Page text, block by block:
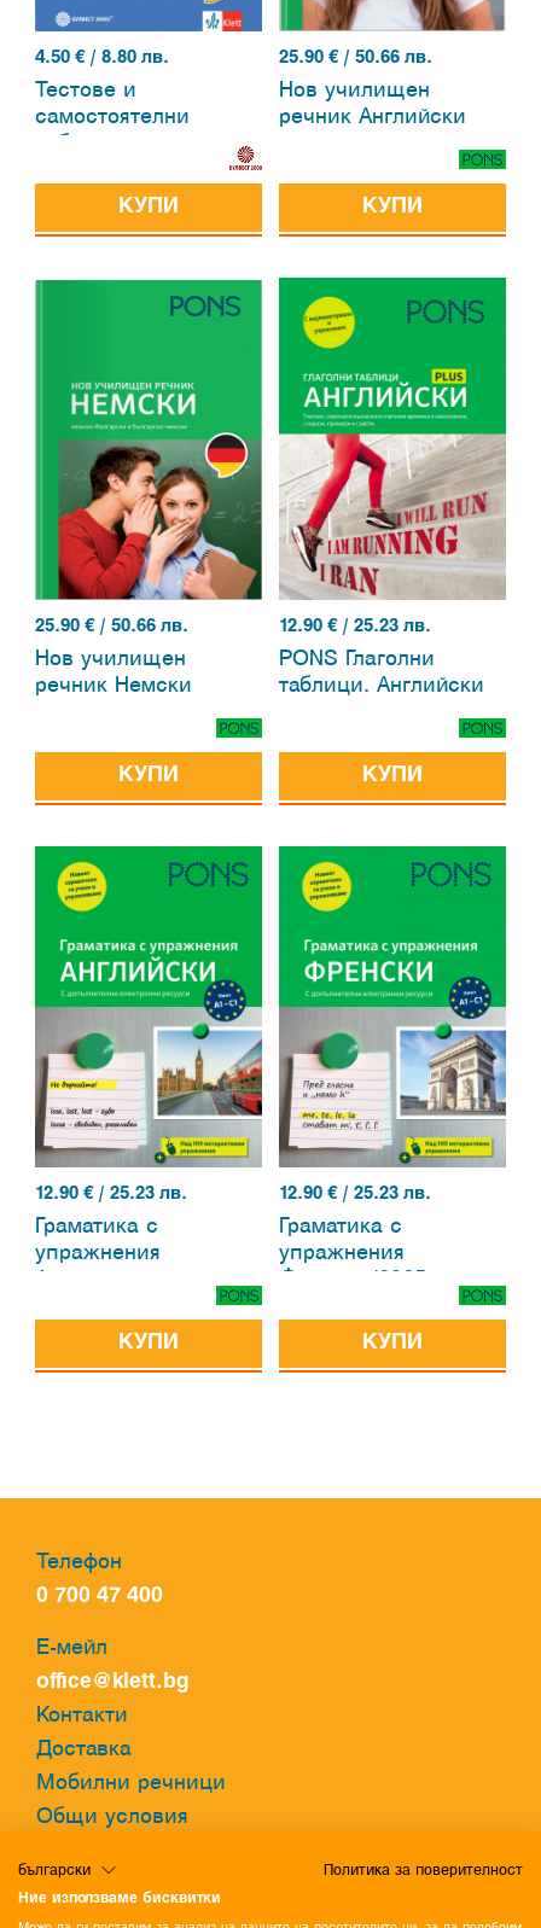
4.50 € / 8.80 лв.
Тестове и
самостоятелни
КУПИ
25.90€ / 50.66 лв.
Нов училищен
речник Английски
КУПИ
25.90 € / 50.66 лв.
Нов училищен
речник Немски
КУПИ
12.90€ / 25.23 лв.
PONS Глаголни
таблици. Английски
КУПИ
12.90 € / 25.23 лв.
Граматика с
упражнения
КУПИ
12.90€ / 25.23 лв.
Граматика с
упражнения
КУПИ
Телефон
0 700 47 400
Е-мейл
office@klett.bg
Контакти
Доставка
Мобилни речници
Общи условия
Политика за бисквитки
български Политика за поверителност
Ние използваме бисквитки